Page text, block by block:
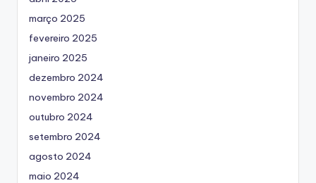
março 2025
fevereiro 2025
janeiro 2025
dezembro 2024
novembro 2024
outubro 2024
setembro 2024
agosto 2024
maio 2024